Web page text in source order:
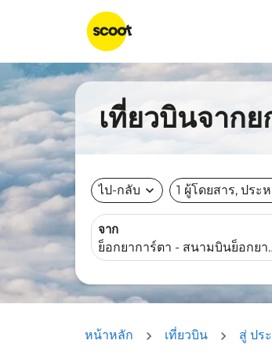
เที่ยวบินจาก
ไป-กลับ expand_more 1 ผู้โดยสาร, ประ
จาก
หน้าหลัก เที่ยวบิน สู่ ปร